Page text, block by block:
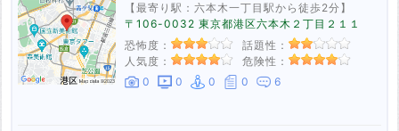
【最寄り駅：六本木一丁目駅から徒歩2分】
〒106-0032 東京都港区六本木２丁目２１１
恐怖度：
話題性：
人気度：
危険性：
0
0 0 0 6